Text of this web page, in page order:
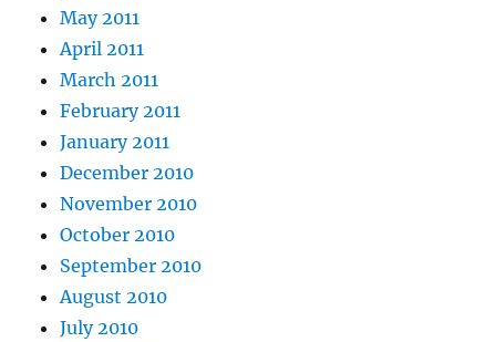
May 2011
April 2011
March 2011
February 2011
January 2011
December 2010
November 2010
October 2010
September 2010
August 2010
July 2010